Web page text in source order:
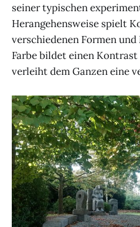
seiner typischen
Herangehensweise spielt
verschiedenen Formen
Farbe bildet einen
verleiht dem Ganzen eine